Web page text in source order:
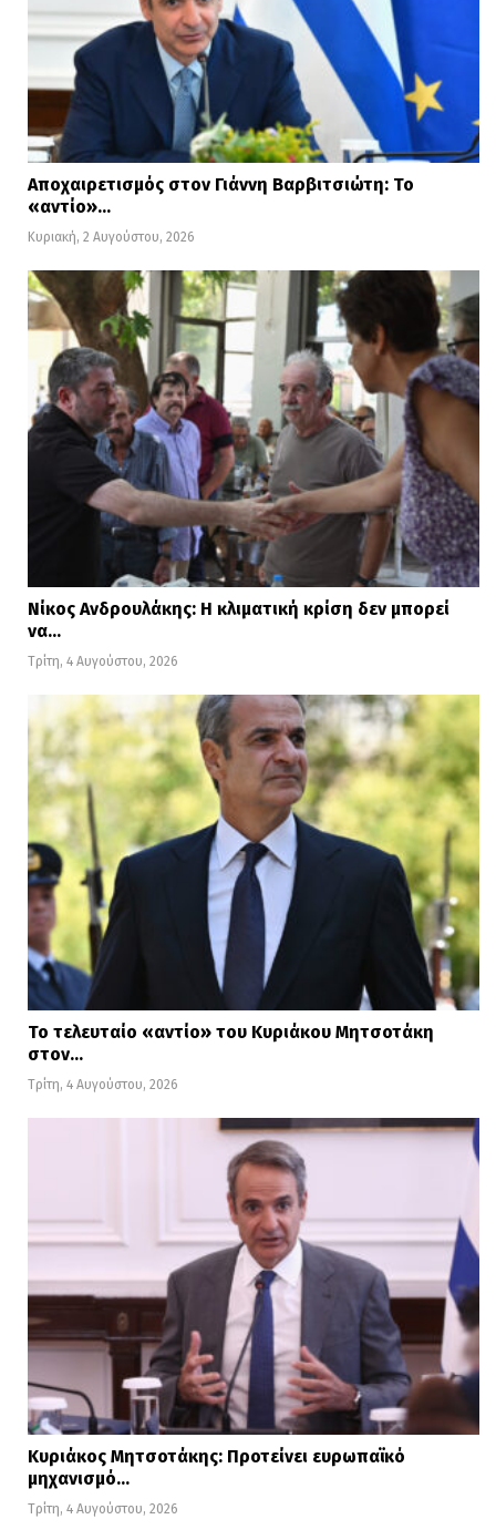
Αποχαιρετισμός στον Γιάννη Βαρβιτσιώτη: Το
«αντίο»…
Κυριακή, 2 Αυγούστου, 2026
Νίκος Ανδρουλάκης: Η κλιματική κρίση δεν μπορεί
να…
Τρίτη, 4 Αυγούστου, 2026
Το τελευταίο «αντίο» του Κυριάκου Μητσοτάκη
στον…
Τρίτη, 4 Αυγούστου, 2026
Κυριάκος Μητσοτάκης: Προτείνει ευρωπαϊκό
μηχανισμό…
Τρίτη, 4 Αυγούστου, 2026